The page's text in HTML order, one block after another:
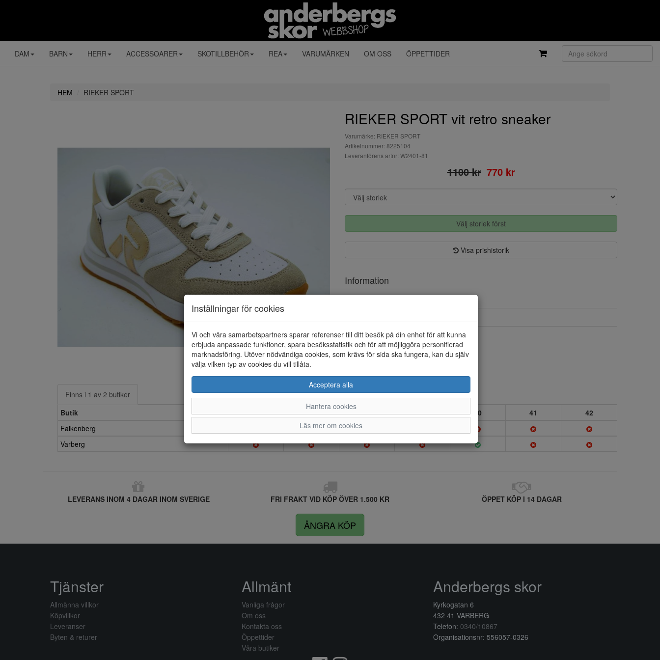
DAM BARN HERR ACCESSOARER SKOTILLBEHÖR REA VARUMÄRKEN OM OSS ÖPPETTIDER
HEM RIEKER SPORT
RIEKER SPORT vit retro sneaker
Varumärke: RIEKER SPORT
Artikelnummer: 8225104
Leverantörens artnr: W2401-81
1100 kr 770 kr
Välj storlek först
Visa prishistorik
Information
Löstagbar innersula
Ja
Finns i 1 av 2 butiker
Butik
36 37 38 39 40 41
42
Falkenberg
Varberg
LEVERANS INOM 4 DAGAR INOM SVERIGE FRI FRAKT VID KÖP ÖVER 1.500 KR ÖPPET KÖP I 14 DAGAR
ÅNGRA KÖP
Inställningar för cookies
Vi och våra samarbetspartners sparar referenser till ditt besök på din enhet för att kunna
erbjuda anpassade funktioner, spara besöksstatistik och för att möjliggöra personifierad
marknadsföring. Utöver nödvändiga cookies, som krävs för sida ska fungera, kan du själv
välja vilken typ av cookies du vill tillåta.
Acceptera alla
Hantera cookies
Läs mer om cookies
Tjänster
Allmänna villkor
Köpvillkor
Leveranser
Byten & returer
Allmänt
Vanliga frågor
Om oss
Kontakta oss
Öppettider
Våra butiker
Anderbergs skor
Kyrkogatan 6
432 41 VARBERG
Telefon: 0340/10867
Organisationsnr: 556057-0326